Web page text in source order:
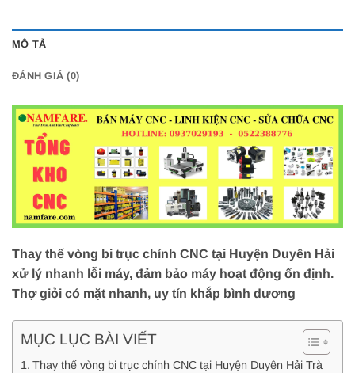
MÔ TẢ
ĐÁNH GIÁ (0)
Thay thế vòng bi trục chính CNC tại Huyện Duyên Hải
xử lý nhanh lỗi máy, đảm bảo máy hoạt động ổn định.
Thợ giỏi có mặt nhanh, uy tín khắp bình dương
MỤC LỤC BÀI VIẾT
Thay thế vòng bi trục chính CNC tại Huyện Duyên Hải Trà